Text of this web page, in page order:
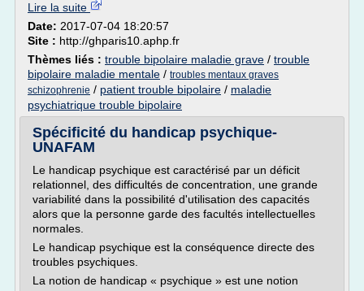
Lire la suite
Date: 2017-07-04 18:20:57
Site : http://ghparis10.aphp.fr
Thèmes liés : trouble bipolaire maladie grave / trouble
bipolaire maladie mentale / troubles mentaux graves
schizophrenie / patient trouble bipolaire / maladie
psychiatrique trouble bipolaire
Spécificité du handicap psychique-
UNAFAM
Le handicap psychique est caractérisé par un déficit
relationnel, des difficultés de concentration, une grande
variabilité dans la possibilité d'utilisation des capacités
alors que la personne garde des facultés intellectuelles
normales.
Le handicap psychique est la conséquence directe des
troubles psychiques.
La notion de handicap « psychique » est une notion